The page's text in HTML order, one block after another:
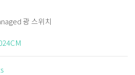
광 스위치